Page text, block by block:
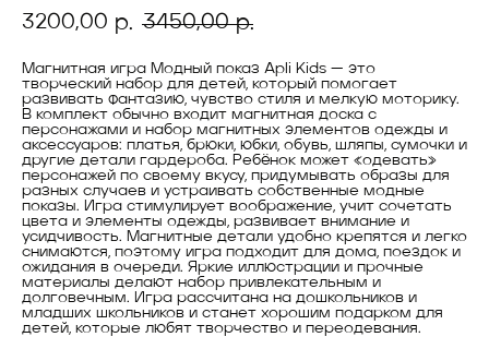
3200,00 р. 3450,00 р.
Магнитная игра Модный показ Apli Kids — это
творческий набор для детей, который помогает
развивать фантазию, чувство стиля и мелкую моторику.
В комплект обычно входит магнитная доска с
персонажами и набор магнитных элементов одежды и
аксессуаров: платья, брюки, юбки, обувь, шляпы, сумочки и
другие детали гардероба. Ребёнок может «одевать»
персонажей по своему вкусу, придумывать образы для
разных случаев и устраивать собственные модные
показы. Игра стимулирует воображение, учит сочетать
цвета и элементы одежды, развивает внимание и
усидчивость. Магнитные детали удобно крепятся и легко
снимаются, поэтому игра подходит для дома, поездок и
ожидания в очереди. Яркие иллюстрации и прочные
материалы делают набор привлекательным и
долговечным. Игра рассчитана на дошкольников и
младших школьников и станет хорошим подарком для
детей, которые любят творчество и переодевания.